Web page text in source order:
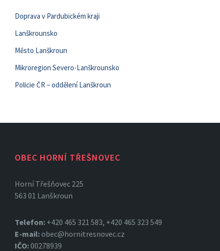
Doprava v Pardubickém kraji
Lanškrounsko
Město Lanškroun
Mikroregion Severo-Lanškrounsko
Policie ČR – oddělení Lanškroun
OBEC HORNÍ TŘEŠNOVEC
Horní Třešňovec 225
563 01 Lanškroun
Telefon: +420 465 321 583, +420 465 323 549
E-mail:obec@hornitresnovec.cz
IČO:00278939